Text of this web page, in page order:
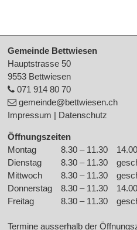
Footer
Gemeinde Bettwiesen
Hauptstrasse 50
9553 Bettwiesen
071 914 80 70
gemeinde@bettwiesen.ch
Impressum | Datenschutz
Öffnungszeiten
Wochentag
Morgen
Montag 8.30 – 11.30
Dienstag
8.30 – 11.30
Mittwoch
8.30 – 11.30
Donnerstag
8.30 – 11.30
Freitag
8.30 – 11.30
Termine ausserhalb der